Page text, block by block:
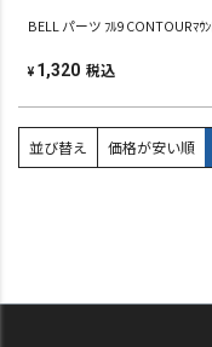
BELL パーツ ﾌﾙ9 CONTOURﾏｳ
¥ 1,320 税込
並び替え 価格が安い順